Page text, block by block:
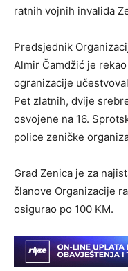
ratnih vojnih invalida
Predsjednik
Almir Čamdžić je
ogranizacije
Pet zlatnih, dvije
osvojene na 16.
police zeničke
Grad Zenica je za
članove Organizacije
osigurao po 100 KM.